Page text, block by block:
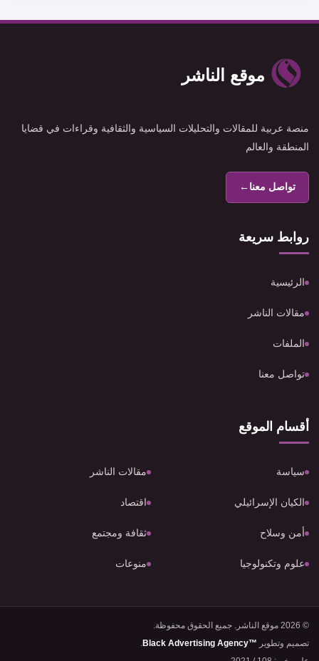
موقع الناشر
منصة عربية للمقالات والتحليلات السياسية والثقافية وقراءات في قضايا
المنطقة والعالم
تواصل معنا←
روابط سريعة
الرئيسية
مقالات الناشر
الملفات
تواصل معنا
أقسام الموقع
سياسة مقالات الناشر
الكيان الإسرائيلي اقتصاد
أمن وسلاح ثقافة ومجتمع
علوم وتكنولوجيا منوعات
© 2026 موقع الناشر. جميع الحقوق محفوظة.
تصميم وتطوير Black Advertising Agency™